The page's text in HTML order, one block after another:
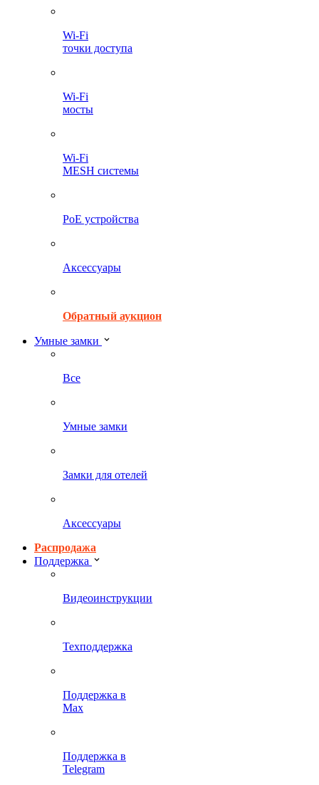
Wi-Fi
точки доступа
Wi-Fi
мосты
Wi-Fi
MESH системы
PoE устройства
Аксессуары
Обратный аукцион
Умные замки
Все
Умные замки
Замки для отелей
Аксессуары
Распродажа
Поддержка
Видеоинструкции
Техподдержка
Поддержка в
Max
Поддержка в
Telegram